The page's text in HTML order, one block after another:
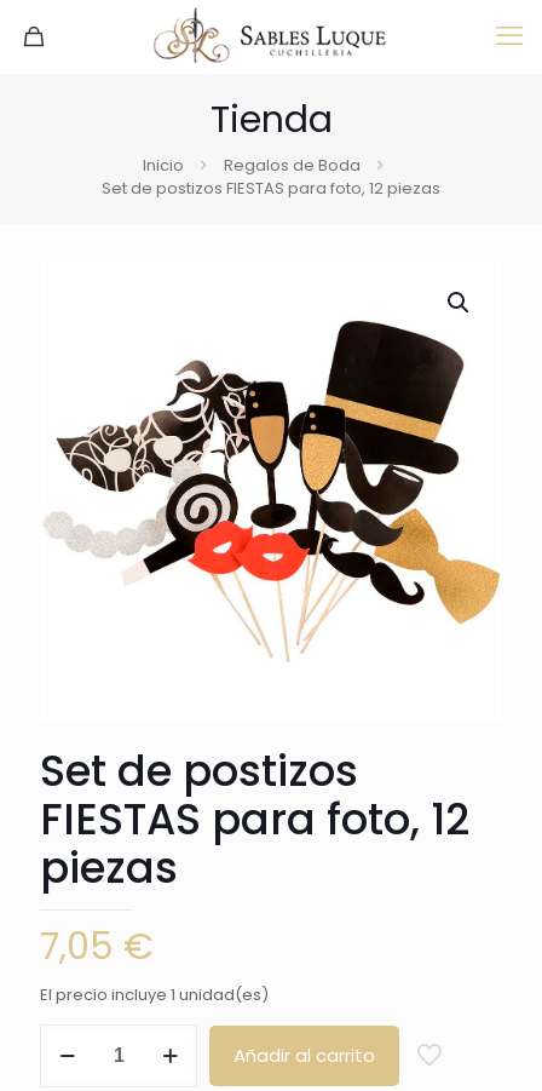
Tienda
Inicio
Regalos de Boda
Set de postizos FIESTAS para foto, 12 piezas
Set de postizos
FIESTAS para foto, 12
piezas
7,05 €
El precio incluye 1 unidad(es)
Añadir al carrito